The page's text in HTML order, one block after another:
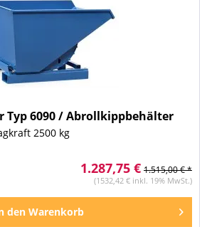
Typ 6090 / Abrollkippbehälter
2500 kg
1.287,75 € 1.515,00 € *
(1532,42 € inkl. 19% MwSt.)
den Warenkorb